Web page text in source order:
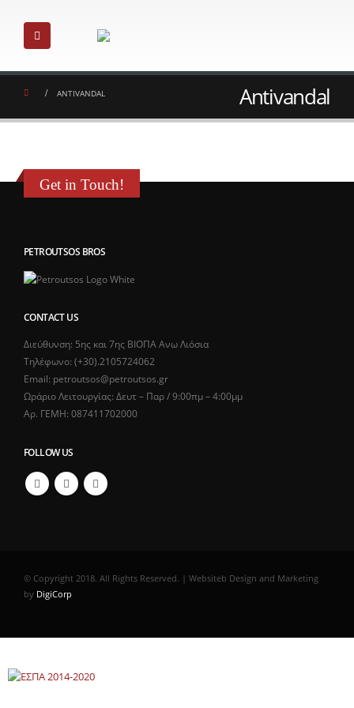
Antivandal
ANTIVANDAL
Get in Touch!
PETROUTSOS BROS
CONTACT US
Διεύθυνση: 5ης και 7ης ΒΙΟΠΑ Ανω Λιόσια
Τηλέφωνο: (+30).2105724062
Email: petroutsos@petroutsos.gr
Ωράριο Λειτουργίας: Δευτ – Παρ / 9:00πμ – 4:00μμ
Αρ. ΓΕΜΗ: 087411702000
FOLLOW US
© Copyright 2018. All Rights Reserved. | Websiteb Design and Marketing
by DigiCorp